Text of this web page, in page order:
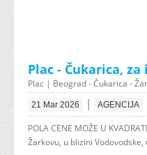
Plac - Čukarica,
Plac | Beograd - Čukarica -
21 Mar 2026 | AGENCIJA
POLA CENE MOŽE U
Žarkovu, u blizini